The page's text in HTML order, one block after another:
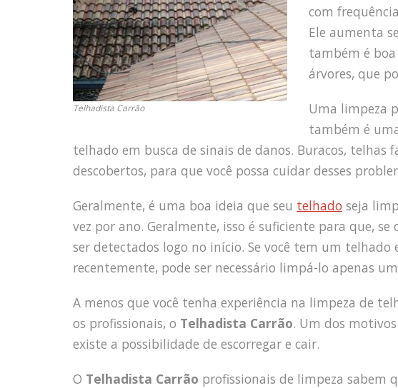
Telhadista Carrão
com
Ele aumenta
também é
árvores, que
Uma limpeza
também é
telhado em busca de sinais de danos. Buracos,
descobertos, para que você possa cuidar desses
Geralmente, é uma boa ideia que seu telhado seja
vez por ano. Geralmente, isso é suficiente para que, se
ser detectados logo no início. Se você tem um
recentemente, pode ser necessário limpá-lo apenas
A menos que você tenha experiência na limpeza de
os profissionais, o Telhadista Carrão. Um dos
existe a possibilidade de escorregar e cair.
O Telhadista Carrão profissionais de limpeza sabem